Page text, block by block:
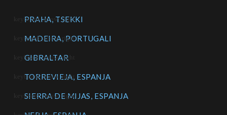
PRAHA, TSEKKI
MADEIRA, PORTUGALI
GIBRALTAR
TORREVIEJA, ESPANJA
SIERRA DE MIJAS, ESPANJA